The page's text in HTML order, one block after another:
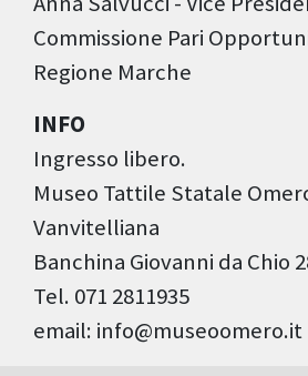
Commissione Pari
Regione Marche
INFO
Ingresso libero.
Museo Tattile Statale
Vanvitelliana
Banchina Giovanni da Chio
Tel. 071 2811935
email: info@museoomero.it